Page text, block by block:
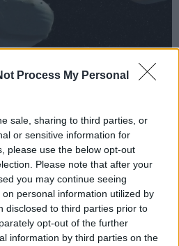
Process My Personal
sale, sharing to third parties, or
or sensitive information for
please use the below opt-out
Please note that after your
you may continue seeing
personal information utilized by
disclosed to third parties prior to
opt-out of the further
information by third parties on the
ugyanis Ezra a purrgilek
a hiperűrbe Thrawn
ami így a galaxis ismert
területre került (Ezrával